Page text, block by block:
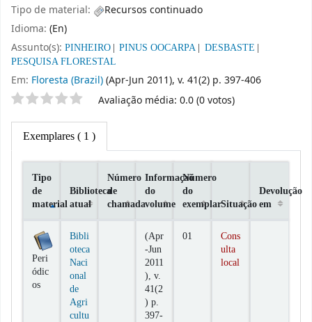
Tipo de material:
Recursos continuado
Idioma: (En)
Assunto(s): PINHEIRO PINUS OOCARPA
DESBASTE
PESQUISA FLORESTAL
Em: Floresta (Brazil)(Apr-Jun 2011), v. 41(2) p. 397-406
Classificação por estrelasAvaliação média: 0.0 (0 votos)
Exemplares ( 1 )
Exemplares
Tipo
de
material
Biblioteca
atual
Número
de
chamada
Informaçaõ
do
volume
Número
do
exemplarSituação
Devolução
em
Peri
ódic
os
Bibli
oteca
Naci
onal
de
Agri
cultu
(Apr
-Jun
2011
), v.
41(2
) p.
397-
01
Cons
ulta
local